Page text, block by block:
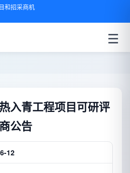
和招采商机
☰
入青工程项目可研评
公告
12